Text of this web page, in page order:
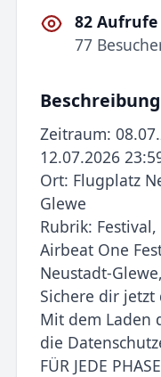
82 Aufrufe
77
Beschreibung
Zeitraum:
12.07.2026
Ort: Flugplatz
Glewe
Rubrik:
Airbeat One
Neustadt-
Sichere dir jetzt
Mit dem Laden
die
FÜR JEDE